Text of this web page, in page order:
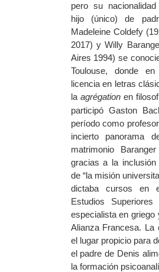
pero su
hijo (único) de
Madeleine Coldefy
2017) y Willy
Aires 1994) se
Toulouse, donde
licencia en letras
la agrégationen
participó Gaston
período como
incierto panorama
matrimonio
gracias a la
de “la misión
dictaba cursos en
Estudios
especialista en
Alianza Francesa. La
el lugar propicio para
el padre de Denis
la formación